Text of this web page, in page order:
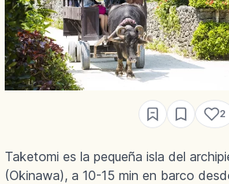
2
Taketomi es la pequeña isla del
(Okinawa), a 10-15 min en barco